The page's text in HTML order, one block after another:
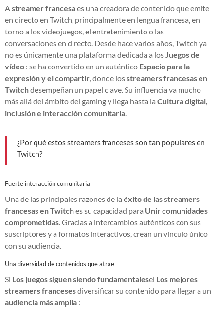
A streamer francesaes una creadora de contenido que emite
en directo en Twitch, principalmente en lengua francesa, en
torno a los videojuegos, el entretenimiento o las
conversaciones en directo. Desde hace varios años, Twitch ya
no es únicamente una plataforma dedicada a los Juegos de
vídeo : se ha convertido en un auténtico Espacio para la
expresión y el compartir , donde losstreamers francesas en
Twitchdesempeñan un papel clave. Su influencia va mucho
más allá del ámbito del gaming y llega hasta la Cultura digital,
inclusión e interacción comunitaria
¿Por qué estos streamers franceses son tan populares en
Twitch?
Fuerte interacción comunitaria
Una de las principales razones de la éxito de las streamers
francesas en Twitches su capacidad para Unir comunidades
comprometidas . Gracias a intercambios auténticos con sus
suscriptores y a formatos interactivos, crean un vínculo único
con su audiencia.
Una diversidad de contenidos que atrae
Si Los juegos siguen siendo fundamentalesel Los mejores
streamers francesesdiversificar su contenido para llegar a un
audiencia más amplia :